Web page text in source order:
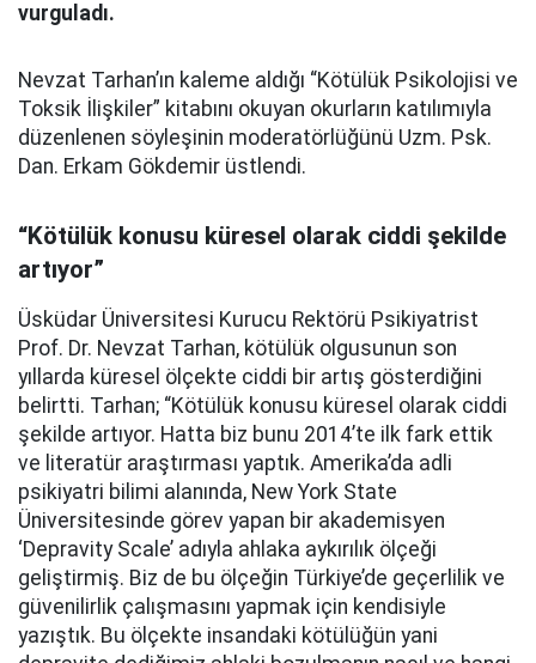
vurguladı.
Nevzat Tarhan’ın kaleme aldığı “Kötülük Psikolojisi ve
Toksik İlişkiler” kitabını okuyan okurların katılımıyla
düzenlenen söyleşinin moderatörlüğünü Uzm. Psk.
Dan. Erkam Gökdemir üstlendi.
“Kötülük konusu küresel olarak ciddi şekilde
artıyor”
Üsküdar Üniversitesi Kurucu Rektörü Psikiyatrist
Prof. Dr. Nevzat Tarhan, kötülük olgusunun son
yıllarda küresel ölçekte ciddi bir artış gösterdiğini
belirtti. Tarhan; “Kötülük konusu küresel olarak ciddi
şekilde artıyor. Hatta biz bunu 2014’te ilk fark ettik
ve literatür araştırması yaptık. Amerika’da adli
psikiyatri bilimi alanında, New York State
Üniversitesinde görev yapan bir akademisyen
‘Depravity Scale’ adıyla ahlaka aykırılık ölçeği
geliştirmiş. Biz de bu ölçeğin Türkiye’de geçerlilik ve
güvenilirlik çalışmasını yapmak için kendisiyle
yazıştık. Bu ölçekte insandaki kötülüğün yani